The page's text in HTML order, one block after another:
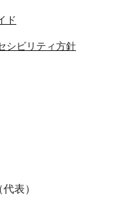
ド
シビリティ方針
表）